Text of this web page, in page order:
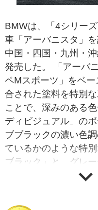
BMWは、「4シリー
車「アーバニスタ」
中国・四国・九州・
発売した。 「アーバ
ペMスポーツ」をベ
合された塗料を特別
ことで、深みのある
ディビジュアル」の
ブブラックの濃い色
ているかのような特
ブラック」と、グレ
ベースに、微細な酸
でブラウンゴールド